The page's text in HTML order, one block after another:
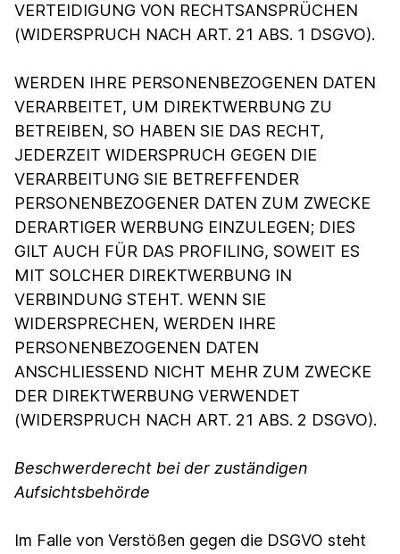
VERTEIDIGUNG VON RECHTSANSPRÜCHEN
(WIDERSPRUCH NACH ART. 21 ABS. 1 DSGVO).
WERDEN IHRE PERSONENBEZOGENEN DATEN
VERARBEITET, UM DIREKTWERBUNG ZU
BETREIBEN, SO HABEN SIE DAS RECHT,
JEDERZEIT WIDERSPRUCH GEGEN DIE
VERARBEITUNG SIE BETREFFENDER
PERSONENBEZOGENER DATEN ZUM ZWECKE
DERARTIGER WERBUNG EINZULEGEN; DIES
GILT AUCH FÜR DAS PROFILING, SOWEIT ES
MIT SOLCHER DIREKTWERBUNG IN
VERBINDUNG STEHT. WENN SIE
WIDERSPRECHEN, WERDEN IHRE
PERSONENBEZOGENEN DATEN
ANSCHLIESSEND NICHT MEHR ZUM ZWECKE
DER DIREKTWERBUNG VERWENDET
(WIDERSPRUCH NACH ART. 21 ABS. 2 DSGVO).
Beschwerde­recht bei der zuständigen
Aufsichts­behörde
Im Falle von Verstößen gegen die DSGVO steht